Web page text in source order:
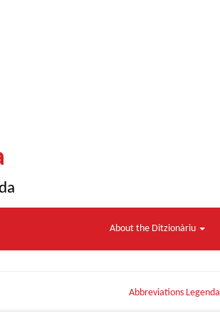
About the Ditzionàriu
Abbreviations Legenda